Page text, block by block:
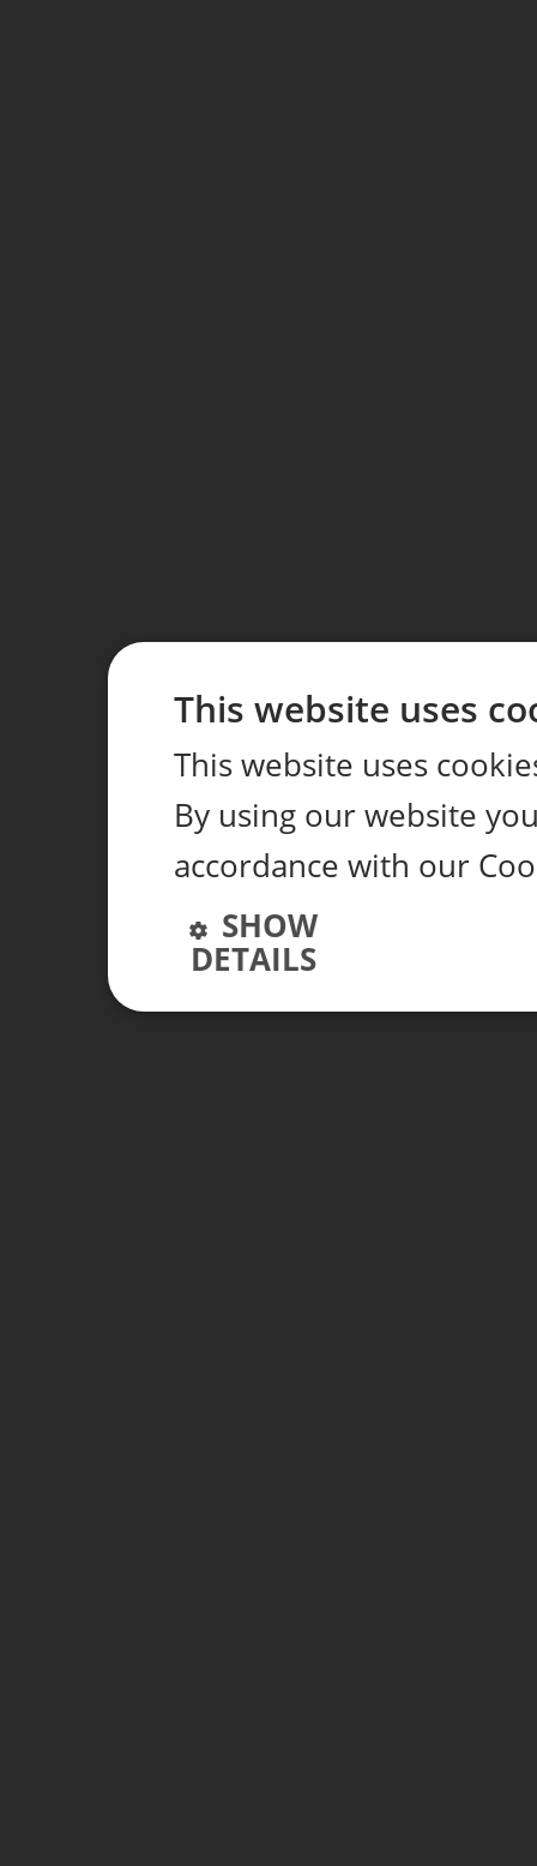
This website uses
This website uses
By using our website
accordance with our
SHOW
DETAILS